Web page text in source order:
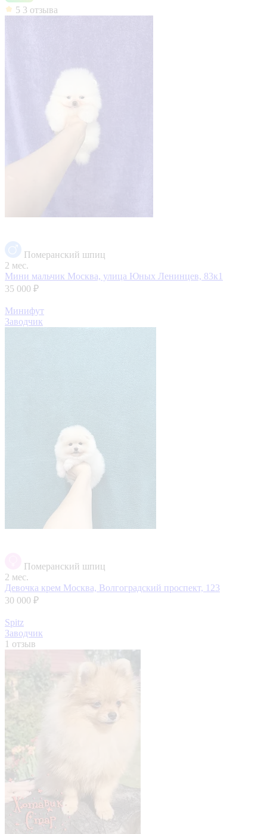
5 3 отзыва
Померанский шпиц
2 мес.
Мини мальчик Москва, улица Юных Ленинцев, 83к1
35 000 ₽
Минифут
Заводчик
Померанский шпиц
2 мес.
Девочка крем Москва, Волгоградский проспект, 123
30 000 ₽
Spitz
Заводчик
1 отзыв